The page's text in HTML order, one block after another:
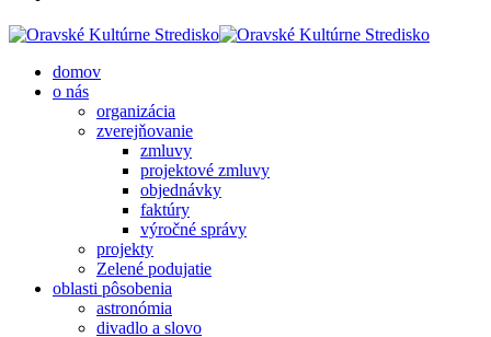
domov
o nás
organizácia
zverejňovanie
zmluvy
projektové zmluvy
objednávky
faktúry
výročné správy
projekty
Zelené podujatie
oblasti pôsobenia
astronómia
divadlo a slovo